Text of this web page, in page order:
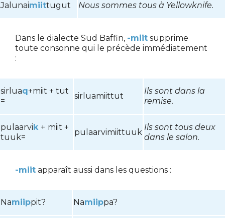
Jalunaimiittugut Nous sommes tous à Yellowknife.
Dans le dialecte Sud Baffin, -miit supprime
toute consonne qui le précède immédiatement
:
sirluaq+miit + tut
=
sirluamiittut
Ils sont dans la
remise.
pulaarvi k + miit +
tuuk=
pulaarvimiittuuk
Ils sont tous deux
dans le salon.
-miit apparaît aussi dans les questions :
Namiippit? Namiippa?